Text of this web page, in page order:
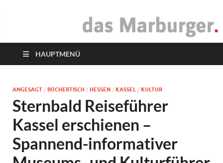
das Marburger.
HAUPTMENÜ
ANGESAGT / BÜCHERTISCH / HESSEN / KASSEL / KULTUR
Sternbald Reiseführer
Kassel erschienen –
Spannend-informativer